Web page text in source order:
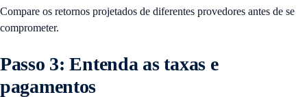
Compare os retornos projetados de diferentes provedores antes de se
comprometer.
Passo 3: Entenda as taxas e
pagamentos